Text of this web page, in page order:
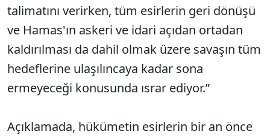
talimatını verirken, tüm esirlerin geri dönüşü
ve Hamas'ın askeri ve idari açıdan ortadan
kaldırılması da dahil olmak üzere savaşın tüm
hedeflerine ulaşılıncaya kadar sona
ermeyeceği konusunda ısrar ediyor.”
Açıklamada, hükümetin esirlerin bir an önce